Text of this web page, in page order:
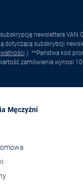
newslettera VAN
dotyczącą subskrybcji
). **Państwa kod
zamówienia wynosi
Męczyźni